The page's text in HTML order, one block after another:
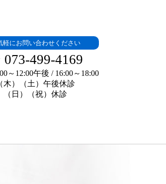
軽にお問い合わせください
499-4169
～12:00午後 / 16:00～18:00
（木）（土）午後休診
（日）（祝）休診